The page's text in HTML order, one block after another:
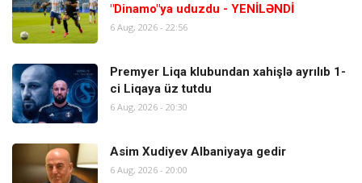
"Dinamo"ya uduzdu - YENİLƏNDİ
6 Aug, 2026 - 22:56
Premyer Liqa klubundan xahişlə ayrılıb 1-
ci Liqaya üz tutdu
6 Aug, 2026 - 20:30
Asim Xudiyev Albaniyaya gedir
6 Aug, 2026 - 20:00